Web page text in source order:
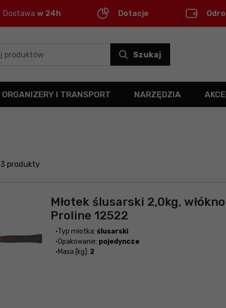
Dostawa w 24h Dotacje
Szukaj
ORGANIZERY I TRANSPORT NARZĘDZIA
3 produkty
Młotek ślusarski 2,0kg,
Proline 12522
Typ młotka: ślusarski
Opakowanie: pojedyncze
Masa [kg]: 2